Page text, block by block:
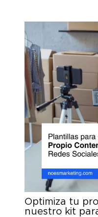
Optimiza tu
nuestro kit